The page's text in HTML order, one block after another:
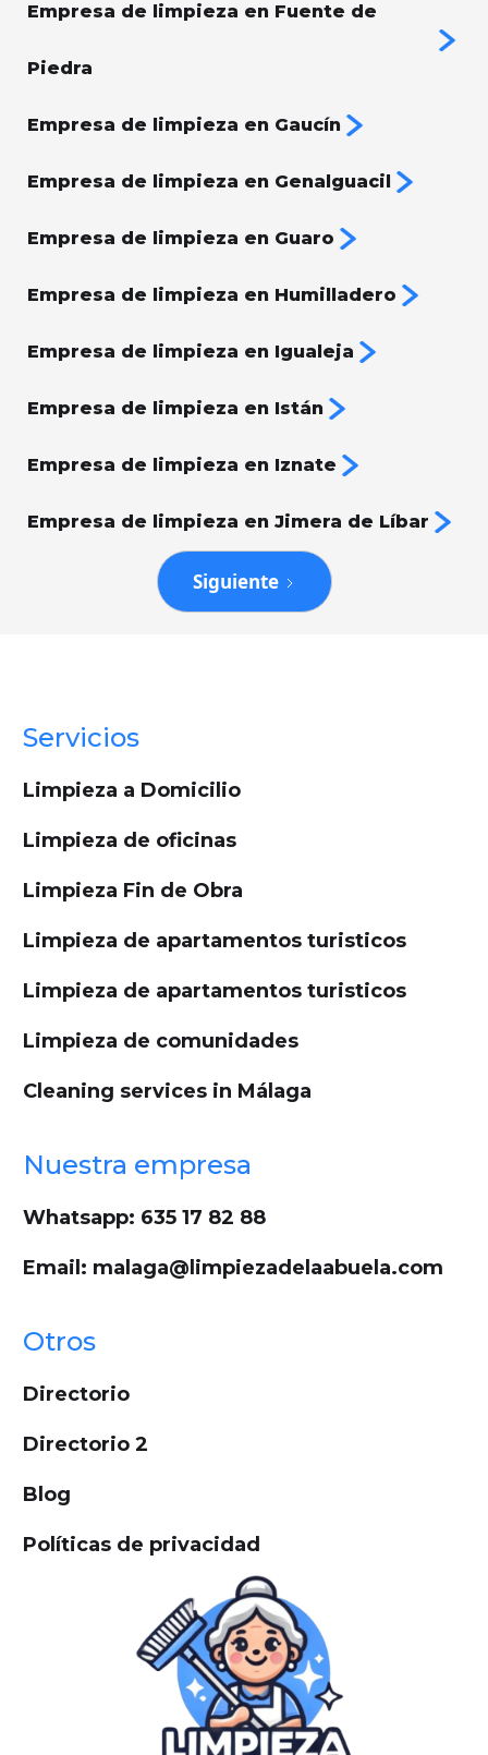
Empresa de limpieza en Fuente de
Piedra
Empresa de limpieza en Gaucín
Empresa de limpieza en Genalguacil
Empresa de limpieza en Guaro
Empresa de limpieza en Humilladero
Empresa de limpieza en Igualeja
Empresa de limpieza en Istán
Empresa de limpieza en Iznate
Empresa de limpieza en Jimera de Líbar
Siguiente
Servicios
Limpieza a Domicilio
Limpieza de oficinas
Limpieza Fin de Obra
Limpieza de apartamentos turisticos
Limpieza de apartamentos turisticos
Limpieza de comunidades
Cleaning services in Málaga
Nuestra empresa
Whatsapp: 635 17 82 88
Email: malaga@limpiezadelaabuela.com
Otros
Directorio
Directorio 2
Blog
Políticas de privacidad